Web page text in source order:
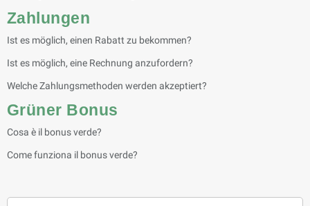
Zahlungen
Ist es möglich, einen Rabatt zu bekommen?
Ist es möglich, eine Rechnung anzufordern?
Welche Zahlungsmethoden werden akzeptiert?
Grüner Bonus
Cosa è il bonus verde?
Come funziona il bonus verde?